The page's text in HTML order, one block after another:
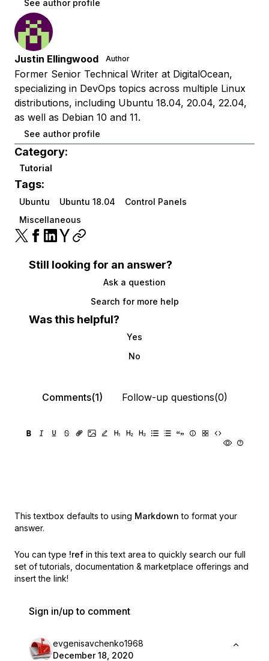
See author profile
Justin Ellingwood Author
Former Senior Technical Writer at DigitalOcean,
specializing in DevOps topics across multiple Linux
distributions, including Ubuntu 18.04, 20.04, 22.04,
as well as Debian 10 and 11.
See author profile
Category:
Tutorial
Tags:
Ubuntu Ubuntu 18.04
Control Panels
Miscellaneous
Still looking for an answer?
Ask a question
Search for more help
Was this helpful?
Yes
No
Comments(1) Follow-up questions(0)
This textbox defaults to using Markdown to format your
answer.
You can type !ref in this text area to quickly search our full
set of tutorials, documentation & marketplace offerings and
insert the link!
Sign in/up to comment
evgenisavchenko1968
December 18, 2020